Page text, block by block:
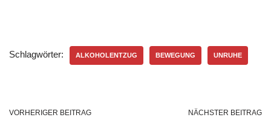
Schlagwörter: ALKOHOLENTZUG BEWEGUNG UNRUHE
VORHERIGER BEITRAG NÄCHSTER BEITRAG